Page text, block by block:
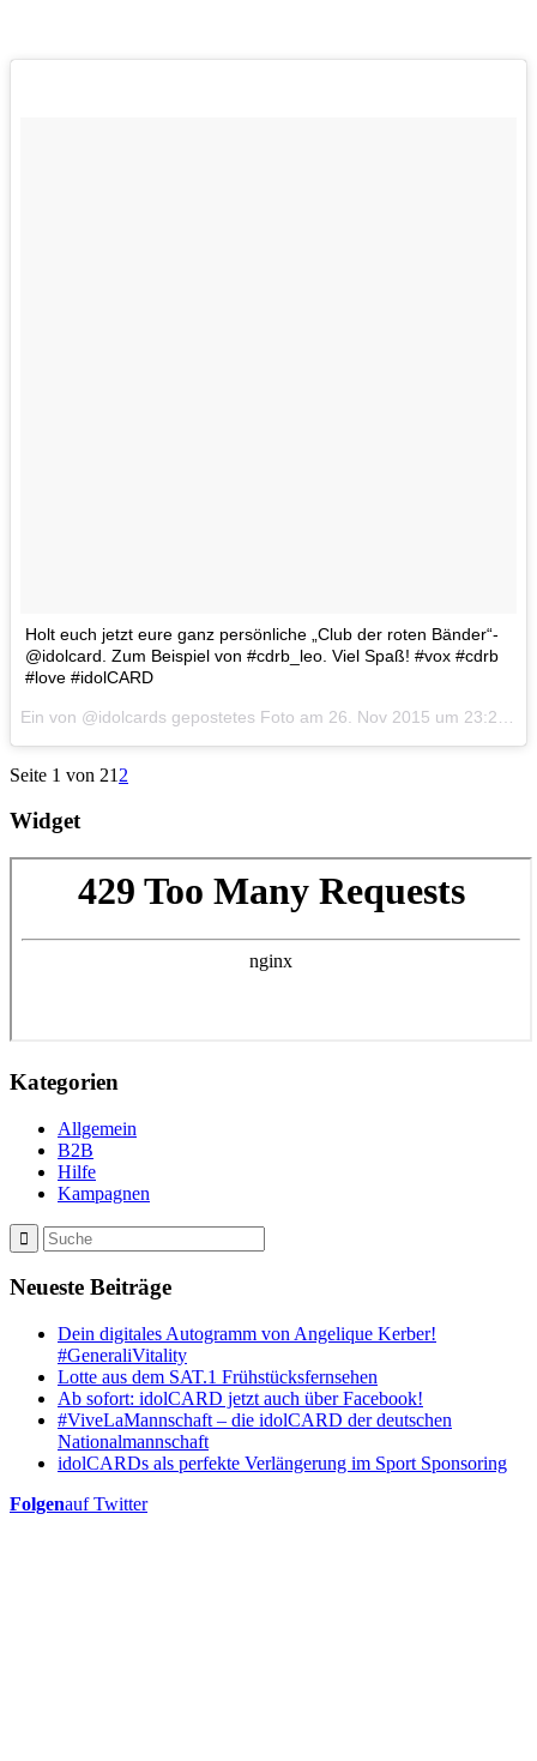
Holt euch jetzt eure ganz persönliche „Club der roten Bänder“-
@idolcard. Zum Beispiel von #cdrb_leo. Viel Spaß! #vox #cdrb
#love #idolCARD
Ein von @idolcards gepostetes Foto am 26. Nov 2015 um 23:29 Uhr
Seite 1 von 21 2
Widget
Kategorien
Allgemein
B2B
Hilfe
Kampagnen
Neueste Beiträge
Dein digitales Autogramm von Angelique Kerber!
#GeneraliVitality
Lotte aus dem SAT.1 Frühstücksfernsehen
Ab sofort: idolCARD jetzt auch über Facebook!
#ViveLaMannschaft – die idolCARD der deutschen
Nationalmannschaft
idolCARDs als perfekte Verlängerung im Sport Sponsoring
Folgenauf Twitter